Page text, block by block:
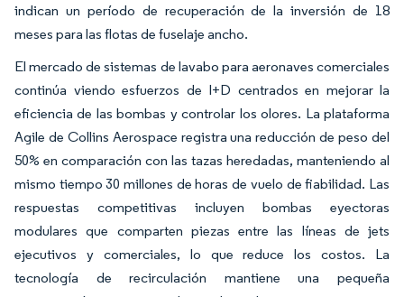
indican un período de recuperación de la inversión de 18
meses para las flotas de fuselaje ancho.
El mercado de sistemas de lavabo para aeronaves comerciales
continúa viendo esfuerzos de I+D centrados en mejorar la
eficiencia de las bombas y controlar los olores. La plataforma
Agile de Collins Aerospace registra una reducción de peso del
50% en comparación con las tazas heredadas, manteniendo al
mismo tiempo 30 millones de horas de vuelo de fiabilidad. Las
respuestas competitivas incluyen bombas eyectoras
modulares que comparten piezas entre las líneas de jets
ejecutivos y comerciales, lo que reduce los costos. La
tecnología de recirculación mantiene una pequeña